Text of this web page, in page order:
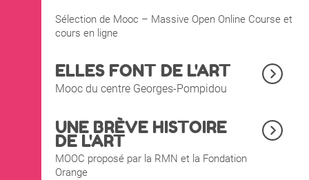
Sélection de Mooc – Massive Open Online Course et
cours en ligne
ELLES FONT DE L'ART
Mooc du centre Georges-Pompidou
UNE BRÈVE HISTOIRE
DE L'ART
MOOC proposé par la RMN et la Fondation
Orange